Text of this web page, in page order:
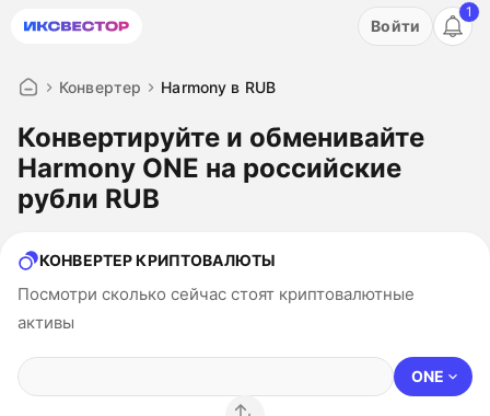
Акция: бесплатный пробный период на 3 дня!
Войти
1
Конвертер Harmony в RUB
Конвертируйте и обменивайте
Harmony ONE на российские
рубли RUB
КОНВЕРТЕР КРИПТОВАЛЮТЫ
Посмотри сколько сейчас стоят криптовалютные
активы
ONE